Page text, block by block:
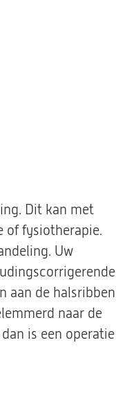
Dit kan met
of fysiotherapie.
Uw
aan de halsribben
naar de
is een operatie